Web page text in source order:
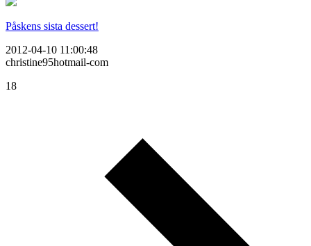
Påskens sista dessert!
2012-04-10 11:00:48
christine95hotmail-com
18